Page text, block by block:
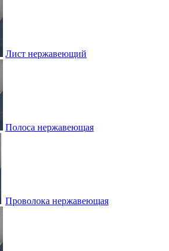
Лист нержавеющий
Полоса нержавеющая
Проволока нержавеющая